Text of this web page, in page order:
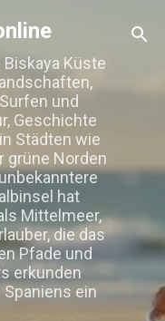
Küste
und
Geschichte
Städten wie
grüne Norden
hat
Mittelmeer,
die das
Pfade und
erkunden
ein